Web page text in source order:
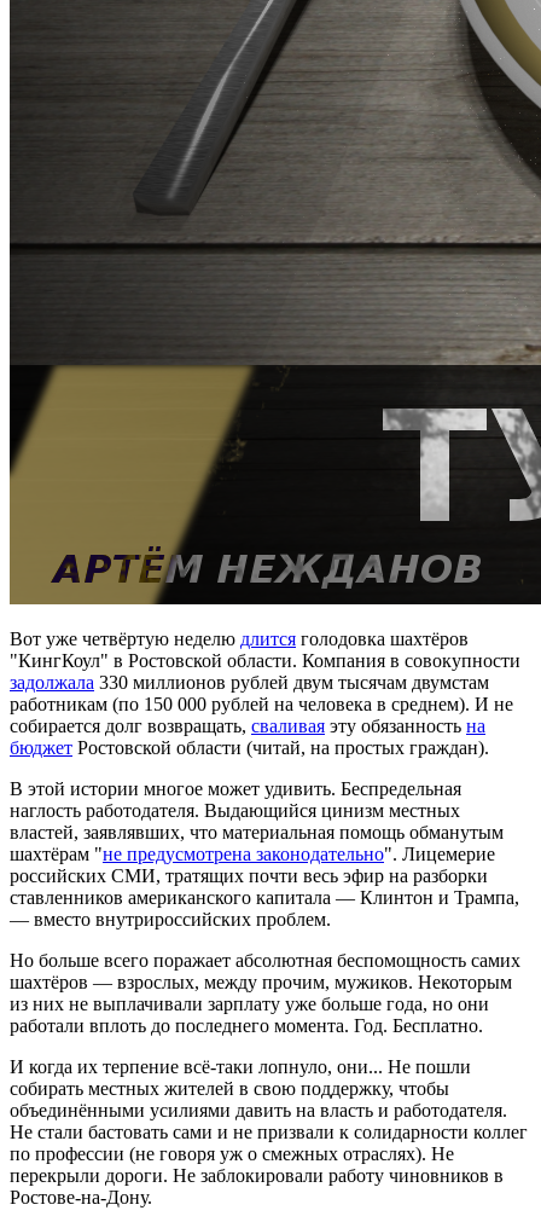
Вот уже четвёртую неделю длится голодовка шахтёров
"КингКоул" в Ростовской области. Компания в совокупности
задолжала 330 миллионов рублей двум тысячам двумстам
работникам (по 150 000 рублей на человека в среднем). И не
собирается долг возвращать, сваливая эту обязанность на
бюджет Ростовской области (читай, на простых граждан).
В этой истории многое может удивить. Беспредельная
наглость работодателя. Выдающийся цинизм местных
властей, заявлявших, что материальная помощь обманутым
шахтёрам "не предусмотрена законодательно". Лицемерие
российских СМИ, тратящих почти весь эфир на разборки
ставленников американского капитала — Клинтон и Трампа,
— вместо внутрироссийских проблем.
Но больше всего поражает абсолютная беспомощность самих
шахтёров — взрослых, между прочим, мужиков. Некоторым
из них не выплачивали зарплату уже больше года, но они
работали вплоть до последнего момента. Год. Бесплатно.
И когда их терпение всё-таки лопнуло, они... Не пошли
собирать местных жителей в свою поддержку, чтобы
объединёнными усилиями давить на власть и работодателя.
Не стали бастовать сами и не призвали к солидарности коллег
по профессии (не говоря уж о смежных отраслях). Не
перекрыли дороги. Не заблокировали работу чиновников в
Ростове-на-Дону.